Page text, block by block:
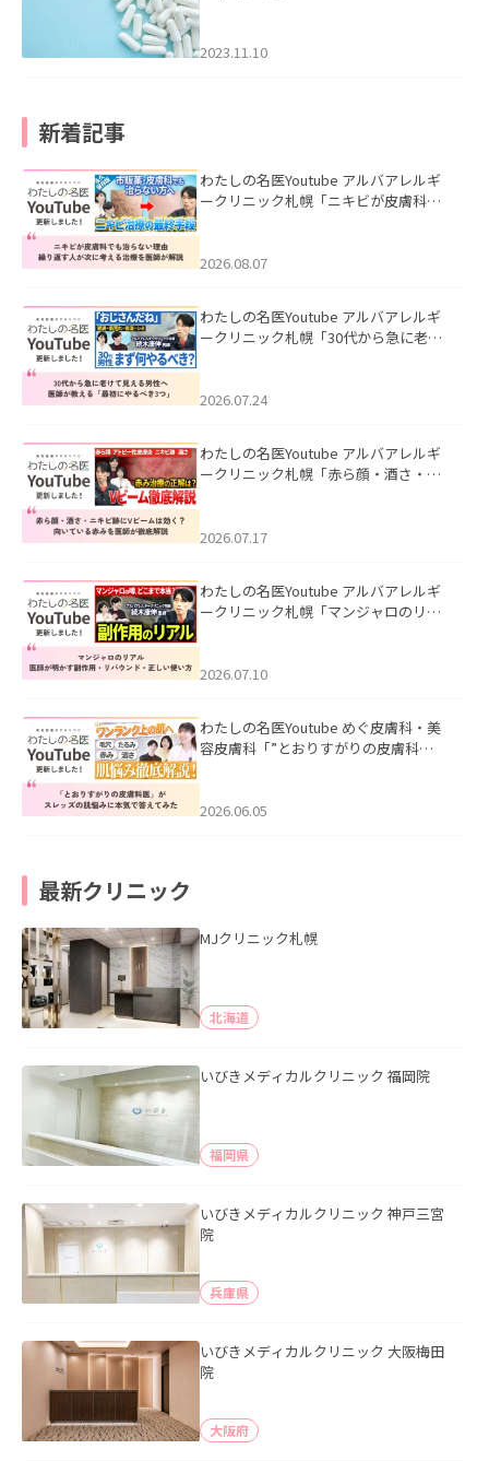
2023.11.10
新着記事
わたしの名医Youtube アルバアレルギ
ークリニック札幌「ニキビが皮膚科で
ました。
2026.08.07
わたしの名医Youtube アルバアレルギ
ークリニック札幌「30代から急に老け
た。
2026.07.24
わたしの名医Youtube アルバアレルギ
ークリニック札幌「赤ら顔・酒さ・ニ
した。
2026.07.17
わたしの名医Youtube アルバアレルギ
ークリニック札幌「マンジャロのリア
た。
2026.07.10
わたしの名医Youtube めぐ皮膚科・美
容皮膚科「”とおりすがりの皮膚科
2026.06.05
最新クリニック
MJクリニック札幌
北海道
いびきメディカルクリニック 福岡院
福岡県
いびきメディカルクリニック 神戸三宮
院
兵庫県
いびきメディカルクリニック 大阪梅田
院
大阪府